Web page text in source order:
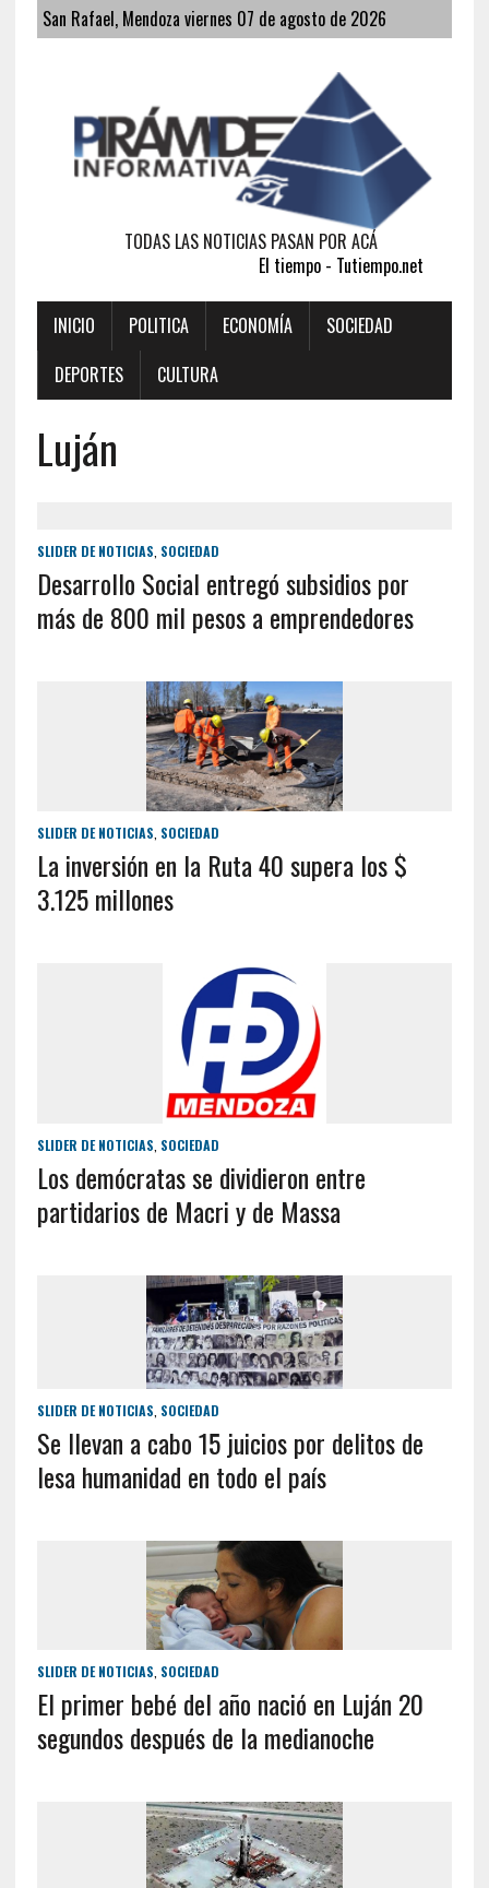
San Rafael, Mendoza viernes 07 de agosto de 2026
TODAS LAS NOTICIAS PASAN POR ACÁ
El tiempo - Tutiempo.net
INICIO POLITICA ECONOMÍA
SOCIEDAD
DEPORTES
CULTURA
Luján
SLIDER DE NOTICIAS SOCIEDAD
Desarrollo Social entregó subsidios por
más de 800 mil pesos a emprendedores
SLIDER DE NOTICIAS, SOCIEDAD
La inversión en la Ruta 40 supera los $
3.125 millones
SLIDER DE NOTICIAS SOCIEDAD
Los demócratas se dividieron entre
partidarios de Macri y de Massa
SLIDER DE NOTICIAS SOCIEDAD
Se llevan a cabo 15 juicios por delitos de
lesa humanidad en todo el país
SLIDER DE NOTICIAS SOCIEDAD
El primer bebé del año nació en Luján 20
segundos después de la medianoche